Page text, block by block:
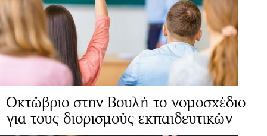
Οκτώβριο στην Βουλή το νομοσχέδιο
για τους διορισμούς εκπαιδευτικών